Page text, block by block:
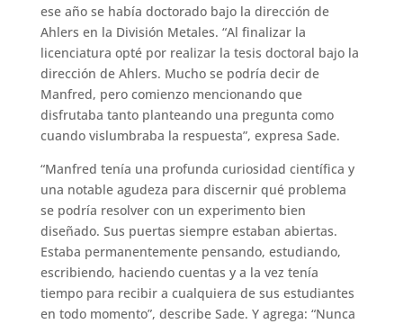
ese año se había doctorado bajo la dirección de
Ahlers en la División Metales. “Al finalizar la
licenciatura opté por realizar la tesis doctoral bajo la
dirección de Ahlers. Mucho se podría decir de
Manfred, pero comienzo mencionando que
disfrutaba tanto planteando una pregunta como
cuando vislumbraba la respuesta”, expresa Sade.
“Manfred tenía una profunda curiosidad científica y
una notable agudeza para discernir qué problema
se podría resolver con un experimento bien
diseñado. Sus puertas siempre estaban abiertas.
Estaba permanentemente pensando, estudiando,
escribiendo, haciendo cuentas y a la vez tenía
tiempo para recibir a cualquiera de sus estudiantes
en todo momento”, describe Sade. Y agrega: “Nunca